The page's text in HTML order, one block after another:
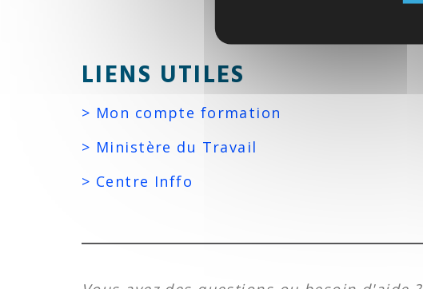
LIENS UTILES
> Mon compte formation
> Ministère du Travail
> Centre Inffo